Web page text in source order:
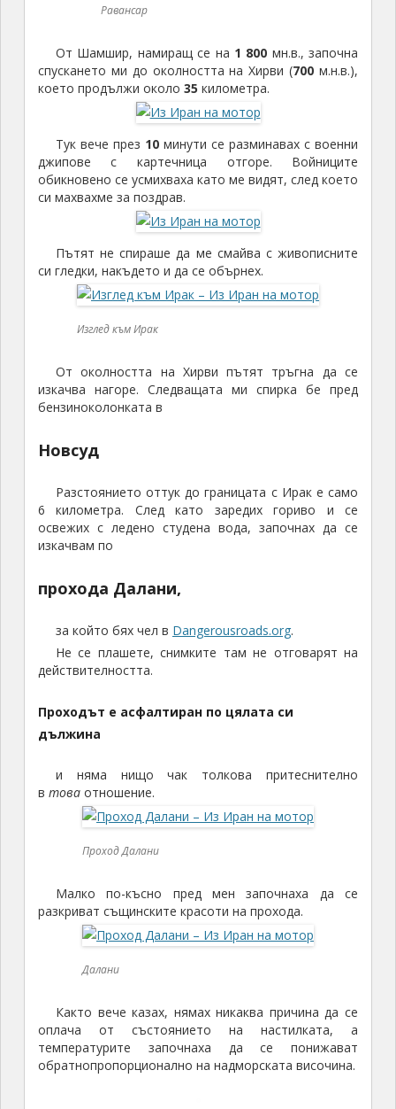
Равансар
От Шамшир, намиращ се на 1 800 мн.в., започна
спускането ми до околността на Хирви (700 м.н.в.),
което продължи около 35 километра.
Тук вече през 10минути се разминавах с военни
джипове с картечница отгоре. Войниците
обикновено се усмихваха като ме видят, след което
си махвахме за поздрав.
Пътят не спираше да ме смайва с живописните
си гледки, накъдето и да се обърнех.
Изглед към Ирак
От околността на Хирви пътят тръгна да се
изкачва нагоре. Следващата ми спирка бе пред
бензиноколонката в
Новсуд
Разстоянието оттук до границата с Ирак е само
6 километра. След като заредих гориво и се
освежих с ледено студена вода, започнах да се
изкачвам по
прохода Далани,
за който бях чел в Dangerousroads.org.
Не се плашете, снимките там не отговарят на
действителността.
Проходът е асфалтиран по цялата си
дължина
и няма нищо чак толкова притеснително
в товаотношение.
Проход Далани
Малко по-късно пред мен започнаха да се
разкриват същинските красоти на прохода.
Далани
Както вече казах, нямах никаква причина да се
оплача от състоянието на настилката, а
температурите започнаха да се понижават
обратнопропорционално на надморската височина.